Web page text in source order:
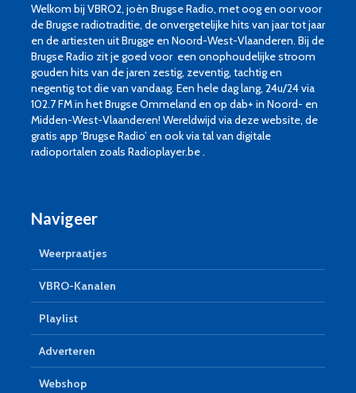
Welkom bij VBRO2, joèn Brugse Radio, met oog en oor voor
de Brugse radiotraditie, de onvergetelijke hits van jaar tot jaar
en de artiesten uit Brugge en Noord-West-Vlaanderen. Bij de
Brugse Radio zit je goed voor een onophoudelijke stroom
gouden hits van de jaren zestig, zeventig, tachtig en
negentig tot die van vandaag. Een hele dag lang, 24u/24 via
102.7 FM in het Brugse Ommeland en op dab+ in Noord- en
Midden-West-Vlaanderen! Wereldwijd via deze website, de
gratis app ‘Brugse Radio’ en ook via tal van digitale
radioportalen zoals Radioplayer.be .
Navigeer
Weerpraatjes
VBRO-Kanalen
Playlist
Adverteren
Webshop